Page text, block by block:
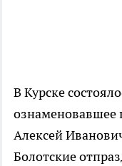
В Курске
ознаменовавшее
Алексей
Болотские